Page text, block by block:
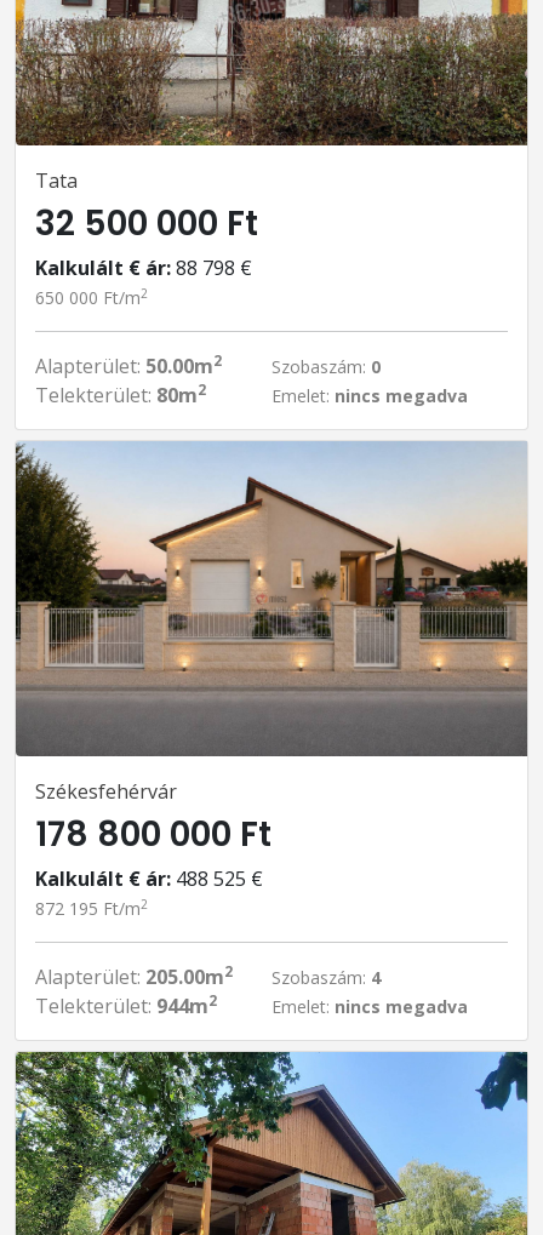
Tata
32 500 000 Ft
Kalkulált € ár:88 798 €
650 000 Ft/m2
Alapterület: 50.00m2
Telekterület: 80m2
Szobaszám: 0
Emelet: nincs megadva
Székesfehérvár
178 800 000 Ft
Kalkulált € ár: 488 525 €
872 195 Ft/m2
Alapterület: 205.00m2
Telekterület: 944m2
Szobaszám: 4
Emelet: nincs megadva